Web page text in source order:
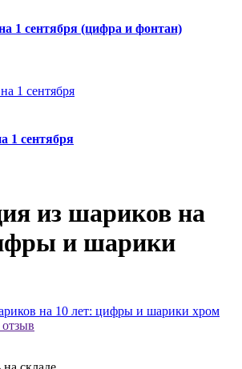
1 сентября (цифра и фонтан)
1 сентября
из шариков на
и шарики